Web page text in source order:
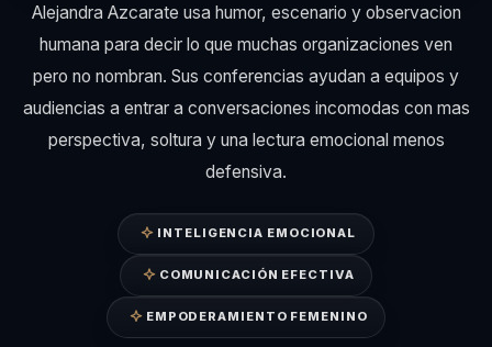
Alejandra Azcarate usa humor, escenario y observacion
humana para decir lo que muchas organizaciones ven
pero no nombran. Sus conferencias ayudan a equipos y
audiencias a entrar a conversaciones incomodas con mas
perspectiva, soltura y una lectura emocional menos
defensiva.
INTELIGENCIA EMOCIONAL
COMUNICACIÓN EFECTIVA
EMPODERAMIENTO FEMENINO